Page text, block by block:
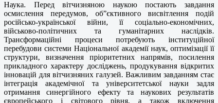
Наука. Перед вітчизняною наукою постають завдання
осмислення передумов, об”єктивного висвітлення подій
російсько-української війни, її соціально-економічних,
військово-політичних та гуманітарних наслідків.
Трансформаційні процеси потребують інституційної
перебудови системи Національної академії наук, оптимізації її
структури, визначення пріоритетних напрямів, посилення
прикладного характеру досліджень, продукування відкритих
інновацій для вітчизняних галузей. Важливим завданням стає
інтеграція академічної та університетської науки задля
отримання синергійного ефекту та наукових результатів
європейського і світового рівня, а також включення